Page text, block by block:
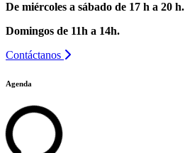
De miércoles a sábado de 17 h a 20 h.
Domingos de 11h a 14h.
Contáctanos
Agenda